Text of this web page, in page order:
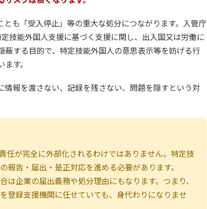
も「受入停止」等の重大な処分につながります。入管庁
技能外国人支援に基づく支援に関し、出入国又は労働に
する目的で、特定技能外国人の意思表示等を妨げる行
す。
報を渡さない、記録を残さない、問題を隠すという対
任が完全に外部化されるわけではありません。特定技
告・届出・是正対応を進める必要があります。
企業の届出義務や処分理由にもなります。つまり、
登録支援機関に任せていても、身代わりになりませ